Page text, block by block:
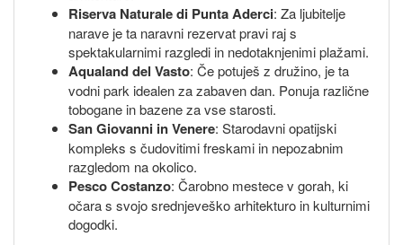
Riserva Naturale di Punta Aderci: Za ljubitelje
narave je ta naravni rezervat pravi raj s
spektakularnimi razgledi in nedotaknjenimi plažami.
Aqualand del Vasto: Če potuješ z družino, je ta
vodni park idealen za zabaven dan. Ponuja različne
tobogane in bazene za vse starosti.
San Giovanni in Venere: Starodavni opatijski
kompleks s čudovitimi freskami in nepozabnim
razgledom na okolico.
Pesco Costanzo: Čarobno mestece v gorah, ki
očara s svojo srednjeveško arhitekturo in kulturnimi
dogodki.